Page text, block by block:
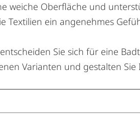
weiche Oberfläche und
Textilien ein angenehmes
Sie sich für eine
Varianten und gestalten